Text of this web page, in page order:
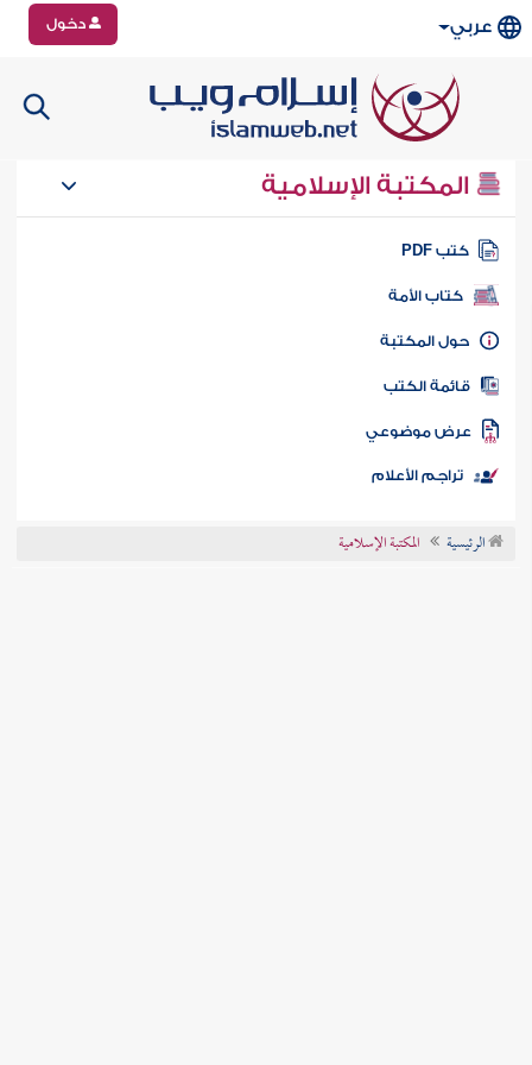
عربي دخول
المكتبة الإسلامية
كتب PDF
كتاب الأمة
المكتبة
الكتب
موضوعي
تراجم الأعلام
الرئيسية المكتبة الإسلامية